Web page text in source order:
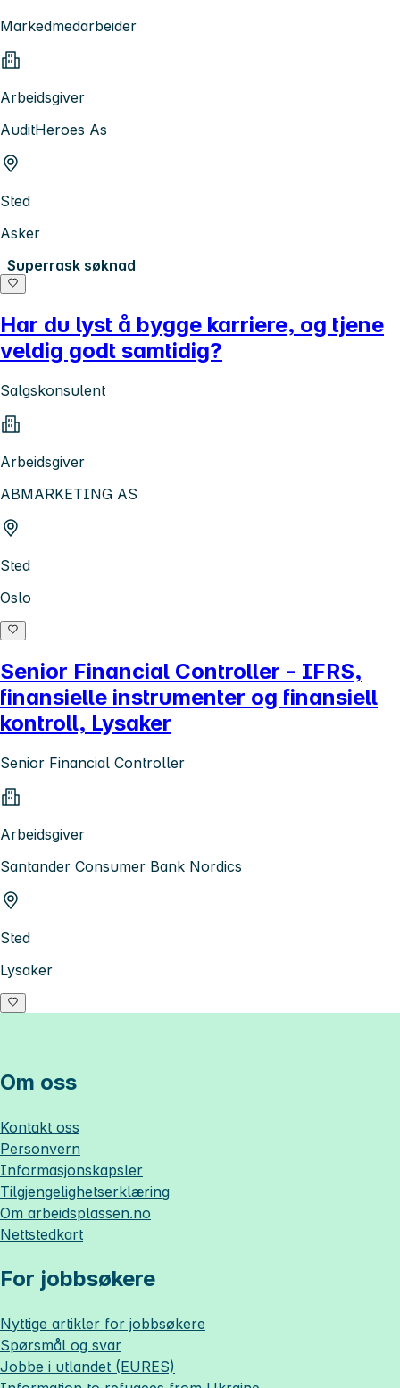
Markedmedarbeider
Arbeidsgiver
AuditHeroes As
Sted
Asker
Superrask søknad
Har du lyst å bygge karriere, og tjene
veldig godt samtidig?
Salgskonsulent
Arbeidsgiver
ABMARKETING AS
Sted
Oslo
Senior Financial Controller - IFRS,
finansielle instrumenter og finansiell
kontroll, Lysaker
Senior Financial Controller
Arbeidsgiver
Santander Consumer Bank Nordics
Sted
Lysaker
Om oss
Kontakt oss
Personvern
Informasjonskapsler
Tilgjengelighetserklæring
Om arbeidsplassen.no
Nettstedkart
For jobbsøkere
Nyttige artikler for jobbsøkere
Spørsmål og svar
Jobbe i utlandet (EURES)